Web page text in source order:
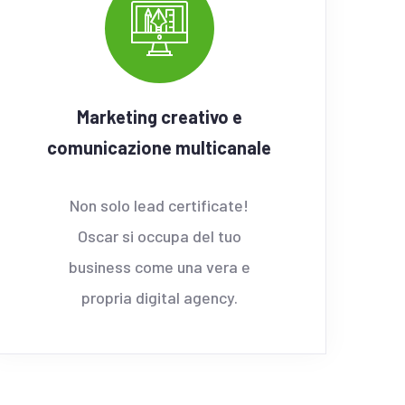
Marketing creativo e
comunicazione multicanale
Non solo lead certificate!
Oscar si occupa del tuo
business come una vera e
propria digital agency.